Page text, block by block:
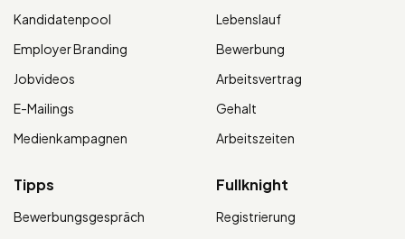
Kandidatenpool
Employer Branding
Jobvideos
E-Mailings
Medienkampagnen
Lebenslauf
Bewerbung
Arbeitsvertrag
Gehalt
Arbeitszeiten
Tipps
Bewerbungsgespräch
Fullknight
Registrierung